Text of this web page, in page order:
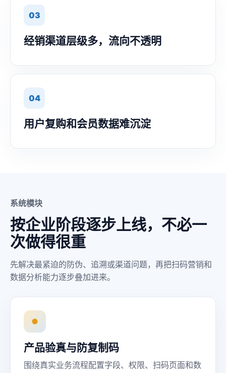
03
经销渠道层级多，流向不透明
04
用户复购和会员数据难沉淀
系统模块
按企业阶段逐步上线，不必一
次做得很重
先解决最紧迫的防伪、追溯或渠道问题，再把扫码营销和
数据分析能力逐步叠加进来。
产品验真与防复制码
围绕真实业务流程配置字段、权限、扫码页面和数